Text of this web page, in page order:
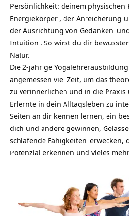
Persönlichkeit: deinem physischen
Energiekörper , der Anreicherung
der Ausrichtung von Gedanken und
Intuition . So wirst du dir
Natur.
Die 2-jährige Yogalehrerausbildung
angemessen viel Zeit, um das
zu verinnerlichen und in die Praxis
Erlernte in dein Alltagsleben zu
Seiten an dir kennen lernen, ein
dich und andere gewinnen,
schlafende Fähigkeiten erwecken,
Potenzial erkennen und vieles